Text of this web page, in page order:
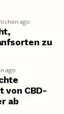
ago
zu
ago
von CBD-
ab